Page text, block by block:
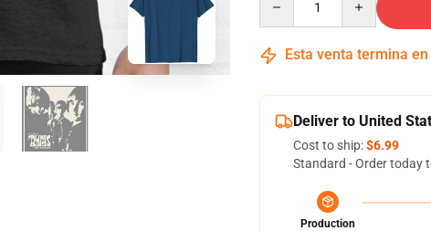
Esta venta termina en
Deliver to United
Cost to ship:$6.99
Standard - Order today
Production